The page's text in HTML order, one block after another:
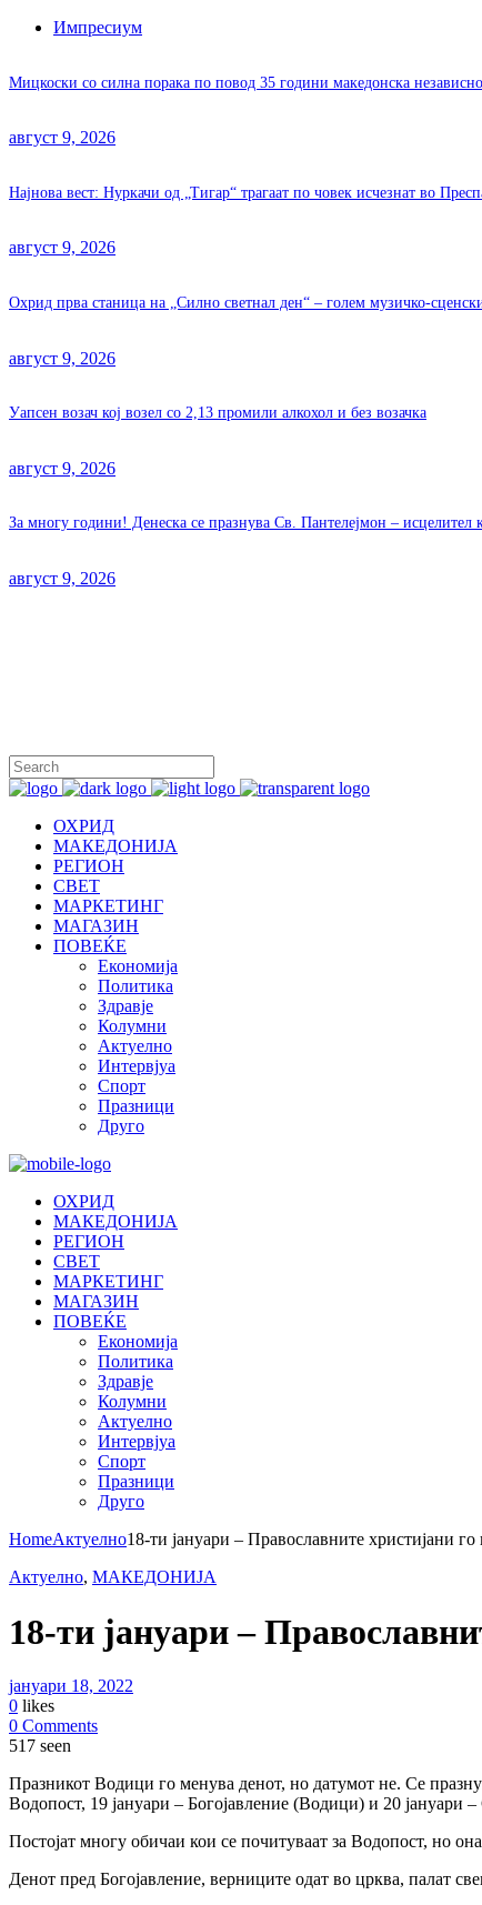
Импресиум
Мицкоски со силна порака по повод 35 години македонска
август 9, 2026
Најнова вест: Нуркачи од „Тигар“ трагаат по човек исчезнат во
август 9, 2026
Охрид прва станица на „Силно светнал ден“ – голем музичко-
август 9, 2026
Уапсен возач кој возел со 2,13 промили алкохол и без возачка
август 9, 2026
За многу години! Денеска се празнува Св. Пантелејмон – исцелител
август 9, 2026
ОХРИД
МАКЕДОНИЈА
РЕГИОН
СВЕТ
МАРКЕТИНГ
МАГАЗИН
ПОВЕЌЕ
Економија
Политика
Здравје
Колумни
Актуелно
Интервјуа
Спорт
Празници
Друго
ОХРИД
МАКЕДОНИЈА
РЕГИОН
СВЕТ
МАРКЕТИНГ
МАГАЗИН
ПОВЕЌЕ
Економија
Политика
Здравје
Колумни
Актуелно
Интервјуа
Спорт
Празници
Друго
HomeАктуелно18-ти јануари – Православните христијани
Актуелно, МАКЕДОНИЈА
18-ти јануари –
јануари 18, 2022
0 likes
0 Comments
517 seen
Празникот Водици го менува денот, но датумот не. Се
Водопост, 19 јануари – Богојавление (Водици) и 20 јануари
Постојат многу обичаи кои се почитуваат за Водопост, но
Денот пред Богојавление, верниците одат во црква, палат